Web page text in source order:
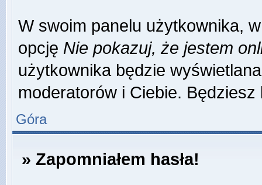
W swoim panelu użytkownika,
opcję Nie pokazuj, że jestem
użytkownika będzie
moderatorów i Ciebie.
Góra
» Zapomniałem hasła!